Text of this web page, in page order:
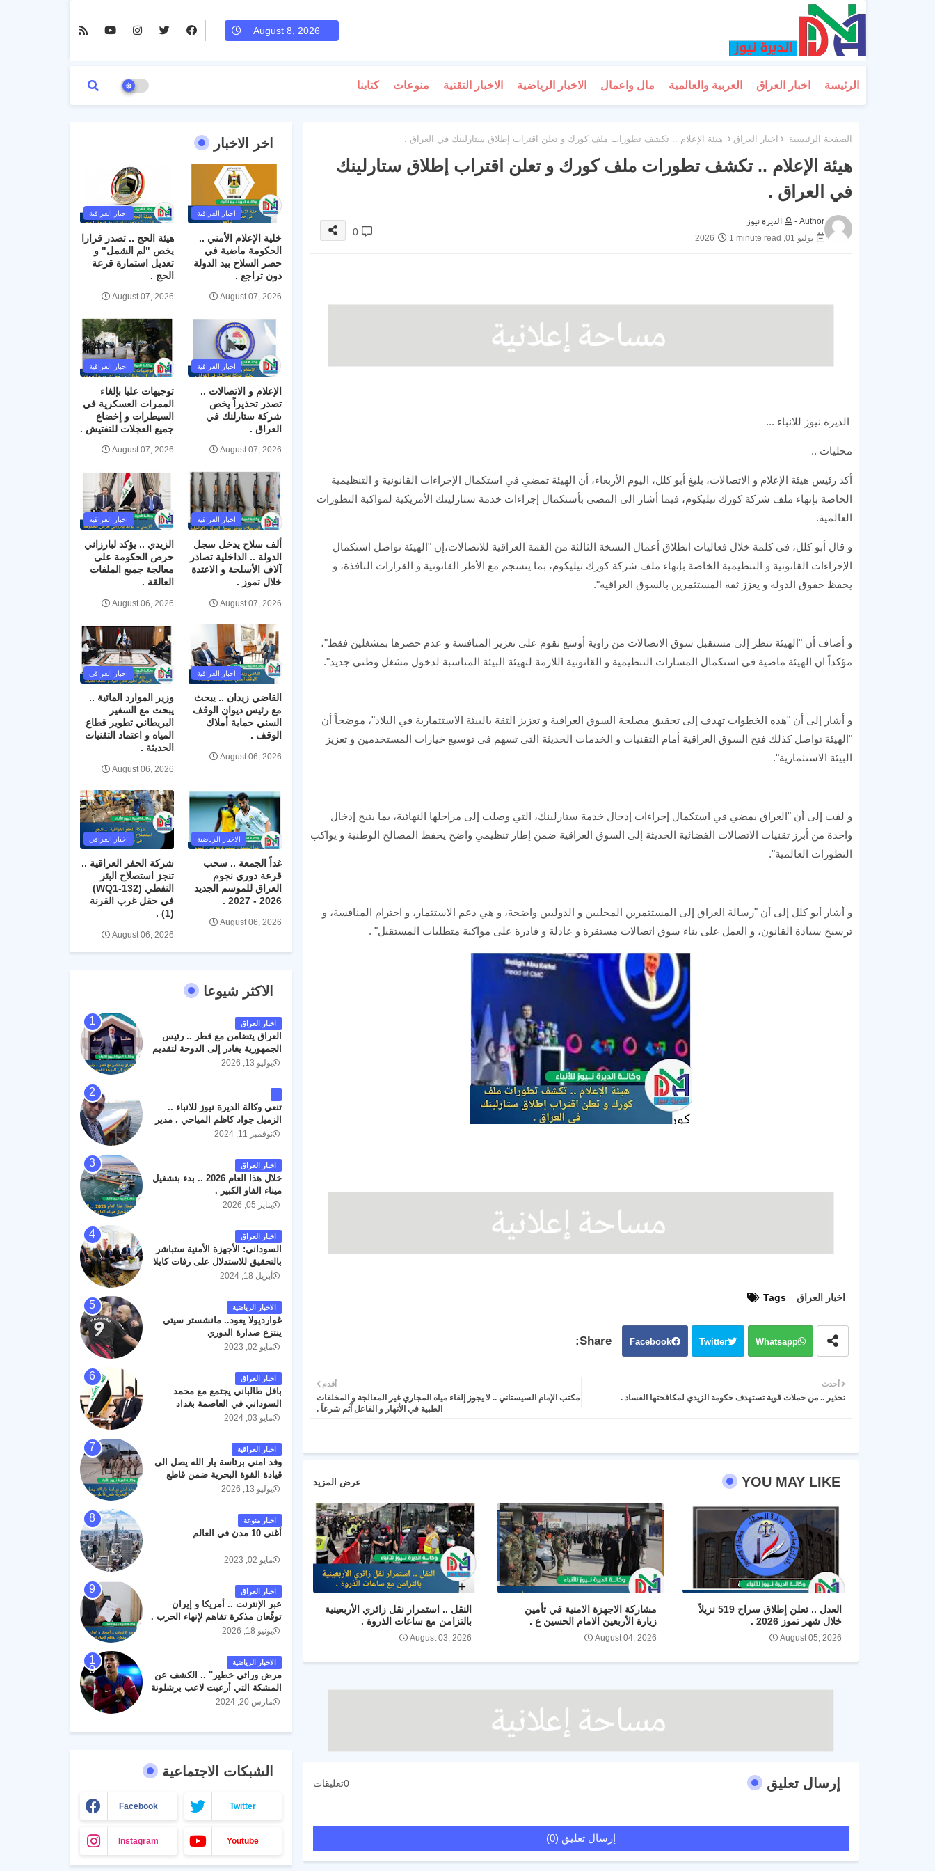
August 8, 2026
الرئيسة اخبار العراق العربية والعالمية مال واعمال الاخبار الرياضية الاخبار التقنية منوعات كتابنا
الصفحة الرئيسية اخبار العراق هيئة الإعلام .. تكشف تطورات ملف كورك و تعلن اقتراب إطلاق ستارلينك في العراق .
هيئة الإعلام .. تكشف تطورات ملف كورك و تعلن اقتراب إطلاق ستارلينك
في العراق .
Author -
الديرة نيوز
يوليو 01, 2026
1 minute read
0
الديرة نيوز للانباء ...
محليات ..
أكد رئيس هيئة الإعلام و الاتصالات، بليغ أبو كلل، اليوم الأربعاء، أن الهيئة تمضي في استكمال الإجراءات القانونية و التنظيمية
الخاصة بإنهاء ملف شركة كورك تيليكوم، فيما أشار الى المضي بأستكمال إجراءات خدمة ستارلينك الأمريكية لمواكبة التطورات
العالمية.
و قال أبو كلل، في كلمة خلال فعاليات انطلاق أعمال النسخة الثالثة من القمة العراقية للاتصالات،إن "الهيئة تواصل استكمال
الإجراءات القانونية و التنظيمية الخاصة بإنهاء ملف شركة كورك تيليكوم، بما ينسجم مع الأطر القانونية و القرارات النافذة، و
يحفظ حقوق الدولة و يعزز ثقة المستثمرين بالسوق العراقية".
و أضاف أن "الهيئة تنظر إلى مستقبل سوق الاتصالات من زاوية أوسع تقوم على تعزيز المنافسة و عدم حصرها بمشغلين فقط"،
مؤكداً ان الهيئة ماضية في استكمال المسارات التنظيمية و القانونية اللازمة لتهيئة البيئة المناسبة لدخول مشغل وطني جديد".
و أشار إلى أن "هذه الخطوات تهدف إلى تحقيق مصلحة السوق العراقية و تعزيز الثقة بالبيئة الاستثمارية في البلاد"، موضحاً أن
"الهيئة تواصل كذلك فتح السوق العراقية أمام التقنيات و الخدمات الحديثة التي تسهم في توسيع خيارات المستخدمين و تعزيز
البيئة الاستثمارية".
و لفت إلى أن "العراق يمضي في استكمال إجراءات إدخال خدمة ستارلينك، التي وصلت إلى مراحلها النهائية، بما يتيح إدخال
واحدة من أبرز تقنيات الاتصالات الفضائية الحديثة إلى السوق العراقية ضمن إطار تنظيمي واضح يحفظ المصالح الوطنية و يواكب
التطورات العالمية".
و أشار أبو كلل إلى أن "رسالة العراق إلى المستثمرين المحليين و الدوليين واضحة، و هي دعم الاستثمار، و احترام المنافسة، و
ترسيخ سيادة القانون، و العمل على بناء سوق اتصالات مستقرة و عادلة و قادرة على مواكبة متطلبات المستقبل" .
Tags اخبار العراق
Facebook Twitter Whatsapp
أحدث
تحذير .. من حملات قوية تستهدف حكومة الزيدي لمكافحتها الفساد .
أقدم
مكتب الإمام السيستاني .. لا يجوز إلقاء مياه المجاري غير المعالجة و المخلفات
الطبية في الأنهار و الفاعل آثم شرعاً .
YOU MAY LIKE عرض المزيد
العدل .. تعلن إطلاق سراح 519 نزيلاً
خلال شهر تموز 2026 .
August 05, 2026
مشاركة الاجهزة الامنية في تأمين
زيارة الأربعين الامام الحسين ع .
August 04, 2026
النقل .. استمرار نقل زائري الأربعينية
بالتزامن مع ساعات الذروة .
August 03, 2026
إرسال تعليق 0تعليقات
إرسال تعليق (0)
اخر الاخبار
اخبار العراقية
خلية الإعلام الأمني ..
الحكومة ماضية في
حصر السلاح بيد الدولة
دون تراجع .
August 07, 2026
اخبار العراقية
هيئة الحج .. تصدر قرارا
يخص "لم الشمل" و
تعديل استمارة قرعة
الحج .
August 07, 2026
اخبار العراقية
الإعلام و الاتصالات ..
تصدر تحذيراً يخص
شركة ستارلنك في
العراق .
August 07, 2026
اخبار العراقية
توجيهات عليا بإلغاء
الممرات العسكرية في
السيطرات و إخضاع
جميع العجلات للتفتيش .
August 07, 2026
اخبار العراقية
ألف سلاح يدخل سجل
الدولة .. الداخلية تصادر
آلاف الأسلحة و الاعتدة
خلال تموز .
August 07, 2026
اخبار العراقية
الزيدي .. يؤكد لبارزاني
حرص الحكومة على
معالجة جميع الملفات
العالقة .
August 06, 2026
اخبار العراقية
القاضي زيدان .. يبحث
مع رئيس ديوان الوقف
السني حماية أملاك
الوقف .
August 06, 2026
اخبار العراقي
وزير الموارد المائية ..
يبحث مع السفير
البريطاني تطوير قطاع
المياه و اعتماد التقنيات
الحديثة .
August 06, 2026
الاخبار الرياضية
غداً الجمعة .. سحب
قرعة دوري نجوم
العراق للموسم الجديد
2026 - 2027 .
August 06, 2026
اخبار العراقي
شركة الحفر العراقية ..
تنجز استصلاح البئر
النفطي (WQ1-132)
في حقل غرب القرنة
(1) .
August 06, 2026
الاكثر شيوعا
اخبار العراق
العراق يتضامن مع قطر .. رئيس
الجمهورية يغادر إلى الدوحة لتقديم
واجب العزاء .
يوليو 13, 2026
تنعي وكالة الديرة نيوز للانباء ..
الزميل جواد كاظم المياحي . مدير
الخطوط الجوية العراقية السابق
البصرة الدولي اليوم الاثنين على
الطريق المؤدي من البوابة
الرئيسة الى صالة المسافرين .
حيث كان سبب الحادث يعود
لتصادم عجلته مع عجلة نوع كيا بنكو
مطار البصرة الدولي . سائلين الله
عز وجل ان يتغمد الفقيد بواسع
رحمته ، و انا لله وانا اليه راجعون .
نوفمبر 11, 2024
اخبار العراق
خلال هذا العام 2026 .. بدء بتشغيل
ميناء الفاو الكبير .
يناير 05, 2026
اخبار العراق
السوداني: الأجهزة الأمنية ستباشر
بالتحقيق للاستدلال على رفات كايلا
مولرأبريل 18, 2024
الاخبار الرياضية
غوارديولا يعود.. مانشستر سيتي
ينتزع صدارة الدوري
مايو 02, 2023
اخبار العراق
بافل طالباني يجتمع مع محمد
السوداني في العاصمة بغداد
مايو 03, 2024
اخبار العراقية
وفد امني برئاسة يار الله يصل الى
قيادة القوة البحرية ضمن قاطع
عمليات البصرة .
يوليو 13, 2026
اخبار منوعة
أغنى 10 مدن في العالم
مايو 02, 2023
اخبار العراق
عبر الإنترنت .. أمريكا و إيران
توقّعان مذكرة تفاهم لإنهاء الحرب .
يونيو 18, 2026
الاخبار الرياضية
مرض وراثي خطير" .. الكشف عن
المشكة التي أرعبت لاعب برشلونة
جواو كانسيلو
مارس 20, 2024
الشبكات الاجتماعية
Facebook Twitter
Instagram Youtube